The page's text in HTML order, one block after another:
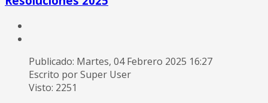
Publicado: Martes, 04 Febrero 2025 16:27
Escrito por Super User
Visto: 2251